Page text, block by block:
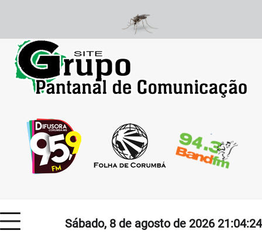
content
Sábado, 8 de agosto de 2026 21:04:24